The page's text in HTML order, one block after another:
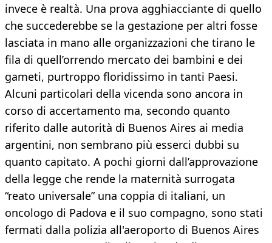
invece è realtà. Una prova agghiacciante di quello
che succederebbe se la gestazione per altri fosse
lasciata in mano alle organizzazioni che tirano le
fila di quell’orrendo mercato dei bambini e dei
gameti, purtroppo floridissimo in tanti Paesi.
Alcuni particolari della vicenda sono ancora in
corso di accertamento ma, secondo quanto
riferito dalle autorità di Buenos Aires ai media
argentini, non sembrano più esserci dubbi su
quanto capitato. A pochi giorni dall’approvazione
della legge che rende la maternità surrogata
“reato universale” una coppia di italiani, un
oncologo di Padova e il suo compagno, sono stati
fermati dalla polizia all'aeroporto di Buenos Aires